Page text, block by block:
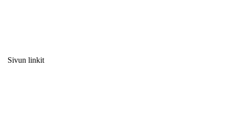
Sivun linkit